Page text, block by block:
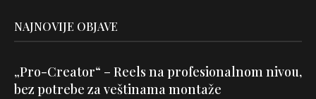
NAJNOVIJE OBJAVE
„Pro-Creator“ – Reels na profesionalnom nivou,
bez potrebe za veštinama montaže